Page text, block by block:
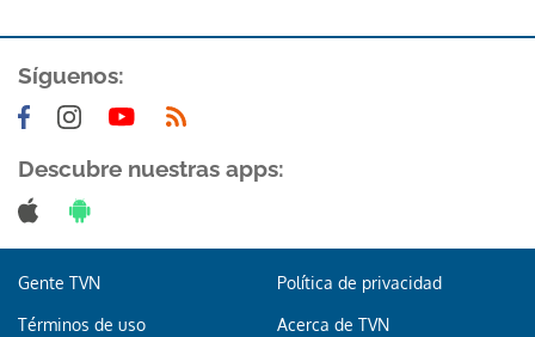
Síguenos:
Descubre nuestras apps:
Gente TVN Política de privacidad
Términos de uso Acerca de TVN